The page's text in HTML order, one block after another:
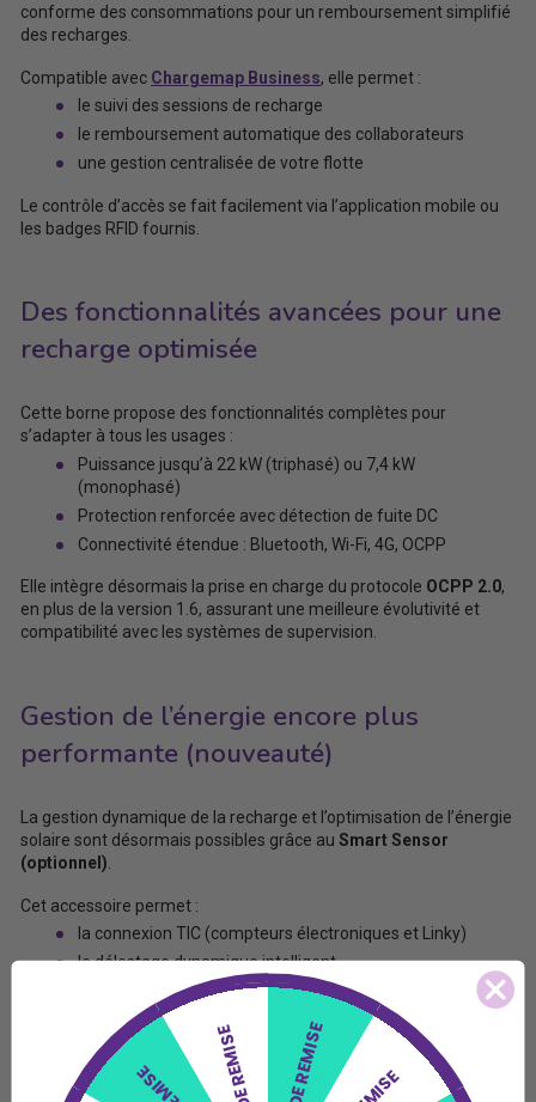
conforme des consommations pour un remboursement simplifié
des recharges.
Compatible avec Chargemap Business, elle permet :
le suivi des sessions de recharge
le remboursement automatique des collaborateurs
une gestion centralisée de votre flotte
Le contrôle d’accès se fait facilement via l’application mobile ou
les badges RFID fournis.
Des fonctionnalités avancées pour une
recharge optimisée
Cette borne propose des fonctionnalités complètes pour
s’adapter à tous les usages :
Puissance jusqu’à 22 kW (triphasé) ou 7,4 kW
(monophasé)
Protection renforcée avec détection de fuite DC
Connectivité étendue : Bluetooth, Wi-Fi, 4G, OCPP
Elle intègre désormais la prise en charge du protocole OCPP 2.0,
en plus de la version 1.6, assurant une meilleure évolutivité et
compatibilité avec les systèmes de supervision.
Gestion de l’énergie encore plus
performante (nouveauté)
La gestion dynamique de la recharge et l’optimisation de l’énergie
solaire sont désormais possibles grâce au Smart Sensor
(optionnel)
Cet accessoire permet :
la connexion TIC (compteurs électroniques et Linky)
le délestage dynamique intelligent
l’optimisation de l’autoconsommation solaire
Une utilisation simplifiée au quotidien